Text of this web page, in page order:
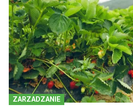
ZARZADZANIE